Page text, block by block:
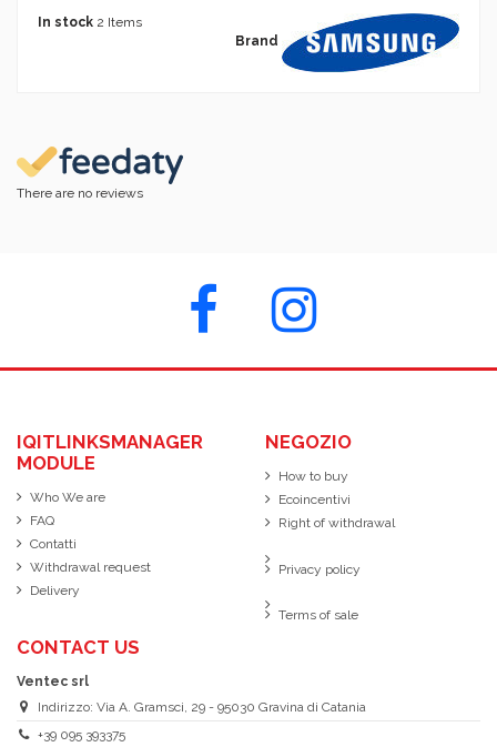
Brand
In stock 2 Items
There are no reviews
IQITLINKSMANAGER
MODULE
Who We are
FAQ
Contatti
Withdrawal request
Delivery
NEGOZIO
How to buy
Ecoincentivi
Right of withdrawal
Privacy policy
Terms of sale
CONTACT US
Ventec srl
Indirizzo: Via A. Gramsci, 29 - 95030 Gravina di Catania
+39 095 393375